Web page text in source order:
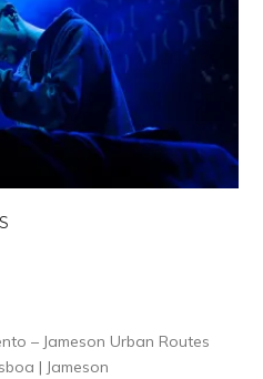
– Jameson Urban Routes
| Jameson